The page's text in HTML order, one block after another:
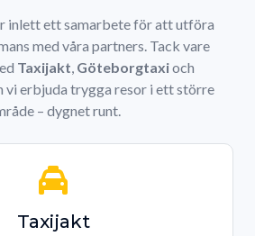
inlett ett samarbete för att utföra
med våra partners. Tack vare
Taxijakt, Göteborgtaxioch
vi erbjuda trygga resor i ett större
– dygnet runt.
Taxijakt